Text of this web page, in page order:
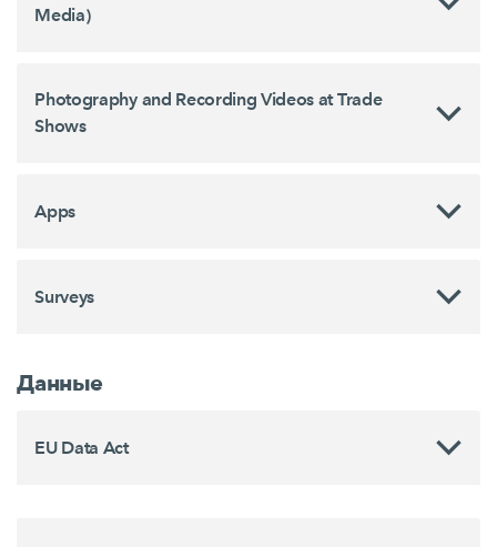
Media)
Photography and Recording Videos at Trade
Shows
Apps
Surveys
Данные
EU Data Act